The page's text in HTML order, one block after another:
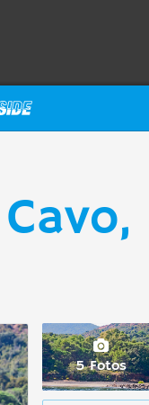
5 Fotos